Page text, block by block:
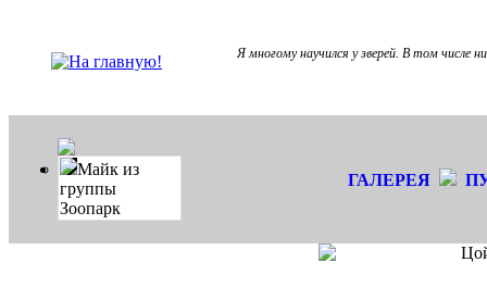
Я многому научился у зверей. В том числе
Майк из
группы
Зоопарк
ГАЛЕРЕЯ